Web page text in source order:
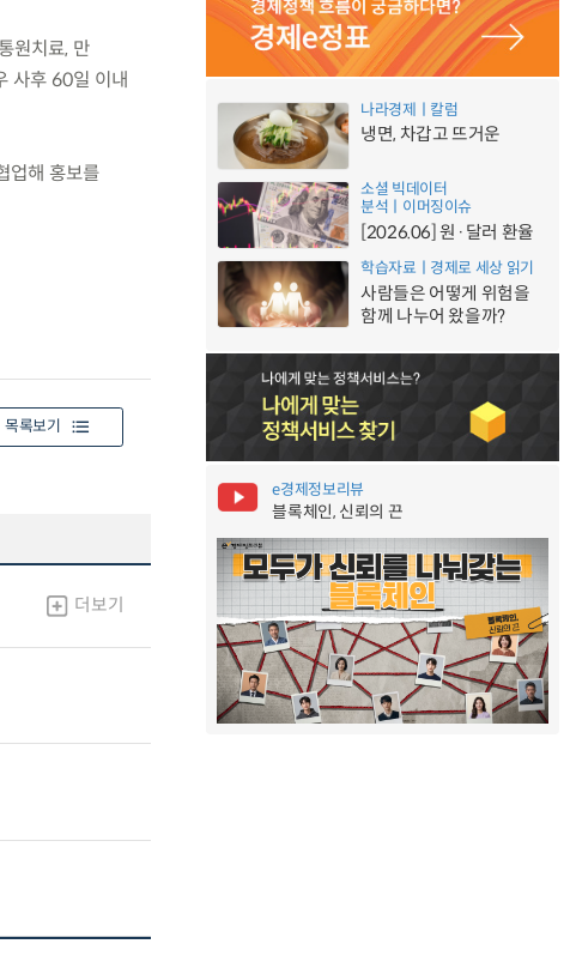
원치료, 만
사후 60일 이내
업해 홍보를
목록보기
더보기
나라경제ㅣ칼럼
냉면, 차갑고 뜨거운
소셜 빅데이터
분석ㅣ이머징이슈
[2026.06] 원·달러 환율
학습자료ㅣ경제로 세상 읽기
사람들은 어떻게 위험을
함께 나누어 왔을까?
e경제정보리뷰
블록체인, 신뢰의 끈